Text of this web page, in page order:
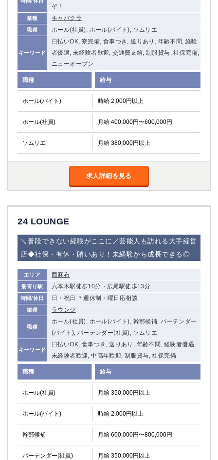
ぞ！
業種 キャバクラ
職種 ホール(社員), ホール(バイト), ソムリエ
キーワード
日払いOK, 寮完備, 食事つき, 送りあり, 年齢不問, 経験
者優遇, 未経験者歓迎, 交通費支給, 制服貸与, 社保完備,
ニューオープン
職種 給与
ホール(バイト) 時給 2,000円以上
ホール(社員) 月給 400,000円〜600,000円
ソムリエ 月給 380,000円以上
求人詳細を見る
24 LOUNGE
＼普段できない経験がここに／芸能人も訪れる大手経営
店◆社保・有休・賄いあり！未経験から成長できる◎
エリア 西麻布
最寄り駅 六本木駅徒歩10分・広尾駅徒歩13分
時間/休日 日・祝日 ＊週休制・曜日応相談
業種 ラウンジ
職種
ホール(社員), ホール(バイト), 幹部候補, バーテンダー
(バイト), バーテンダー(社員), ソムリエ
キーワード
日払いOK, 食事つき, 送りあり, 年齢不問, 経験者優遇,
未経験者歓迎, 中高年歓迎, 制服貸与, 社保完備
職種 給与
ホール(社員) 月給 350,000円以上
ホール(バイト) 時給 2,000円以上
幹部候補 月給 600,000円〜800,000円
バーテンダー(社員) 月給 350,000円以上